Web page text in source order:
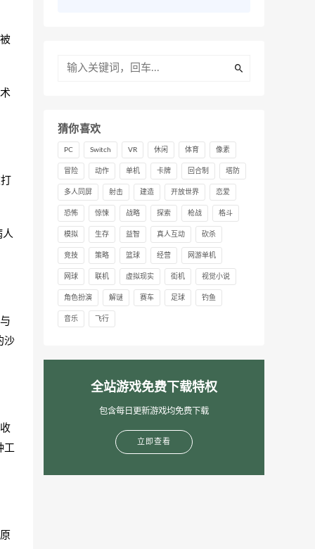
沙
工
猜你喜欢
PC Switch VR 休闲 体育 像素
冒险 动作 单机 卡牌 回合制 塔防
多人同屏 射击 建造 开放世界 恋爱
恐怖 惊悚 战略 探索 枪战 格斗
模拟 生存 益智 真人互动 砍杀
竞技 策略 篮球 经营 网游单机
网球 联机 虚拟现实 街机 视觉小说
角色扮演 解谜 赛车 足球 钓鱼
音乐 飞行
全站游戏免费下载特权
包含每日更新游戏均免费下载
立即查看